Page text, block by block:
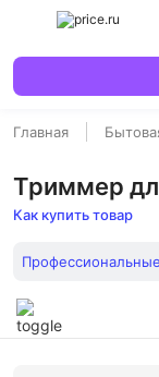
Главная
Триммер
Как купить товар